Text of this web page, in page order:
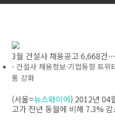
3월 건설사 채용공고 6,668건
- 건설사 채용정보·기업동향 트
통 강화
(서울=뉴스와이어) 2012년 04
고가 전년 동월에 비해 7.3%